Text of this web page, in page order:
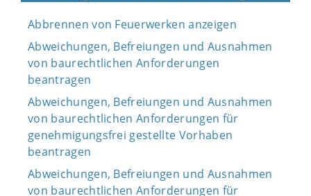
Abbrennen von Feuerwerken anzeigen
Abweichungen, Befreiungen und Ausnahmen
von baurechtlichen Anforderungen
beantragen
Abweichungen, Befreiungen und Ausnahmen
von baurechtlichen Anforderungen für
genehmigungsfrei gestellte Vorhaben
beantragen
Abweichungen, Befreiungen und Ausnahmen
von baurechtlichen Anforderungen für